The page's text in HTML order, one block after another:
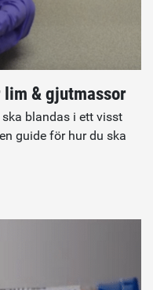
& gjutmassor
blandas i ett visst
guide för hur du ska